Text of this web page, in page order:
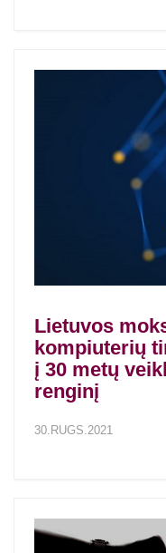
Lietuvos
kompiuterių
į 30 metų
renginį
30.RUGS.2021